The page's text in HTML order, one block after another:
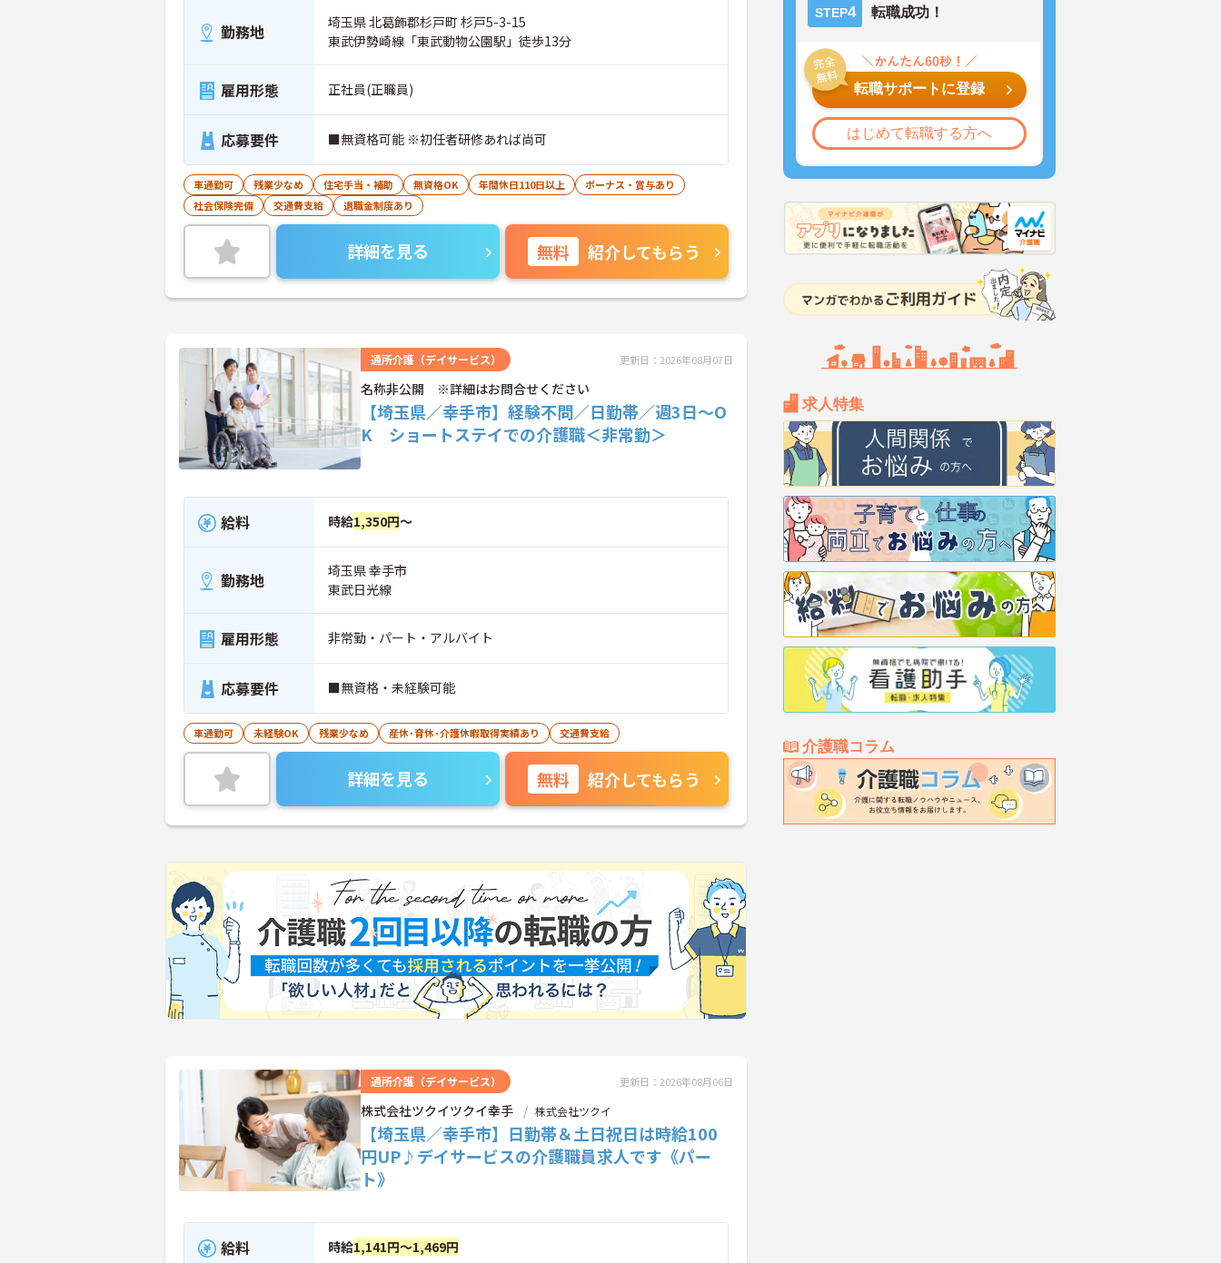
STEP4 転職成功！
転職サポートに登録
はじめて転職する方へ
求人特集
介護職コラム
勤務地
埼玉県 北葛飾郡杉戸町 杉戸5-3-15
東武伊勢崎線「東武動物公園駅」徒歩13分
雇用形態 正社員(正職員)
応募要件 ■無資格可能 ※初任者研修あれば尚可
車通勤可 残業少なめ 住宅手当・補助 無資格OK 年間休日110日以上
ボーナス・賞与あり
社会保険完備
交通費支給 退職金制度あり
詳細を見る 無料 紹介してもらう
通所介護（デイサービス） 更新日：2026年08月07日
名称非公開 ※詳細はお問合せください
【埼玉県／幸手市】経験不問／日勤帯／週3日～O
K ショートステイでの介護職＜非常勤＞
給料 時給1,350円～
勤務地
埼玉県 幸手市
東武日光線
雇用形態 非常勤・パート・アルバイト
応募要件 ■無資格・未経験可能
車通勤可 未経験OK 残業少なめ 産休･育休･介護休暇取得実績あり 交通費支給
詳細を見る 無料 紹介してもらう
通所介護（デイサービス） 更新日：2026年08月06日
株式会社ツクイツクイ幸手 株式会社ツクイ
【埼玉県／幸手市】日勤帯＆土日祝日は時給100
円UP♪デイサービスの介護職員求人です《パー
ト》
給料 時給1,141円～1,469円